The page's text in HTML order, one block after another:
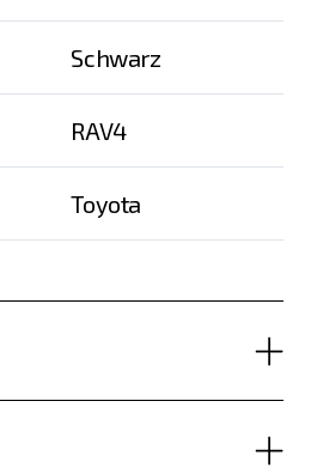
Schwarz
RAV4
Toyota